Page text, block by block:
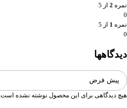
نمره 2 از 5
0
نمره 1 از 5
0
دیدگاهها
هیچ دیدگاهی برای این محصول نوشته نشده است.